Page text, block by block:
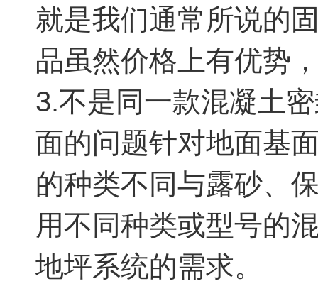
就是我们通常所说的
品虽然价格上有优势
3.不是同一款混凝土
面的问题针对地面基
的种类不同与露砂、
用不同种类或型号的
地坪系统的需求。